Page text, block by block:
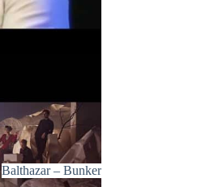
Balthazar – Bunker